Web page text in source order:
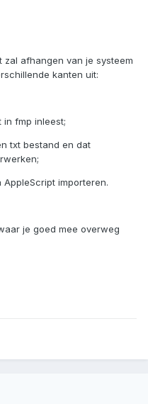
afhangen van je systeem
kanten uit:
in fmp inleest;
txt bestand en dat
importeren.
je goed mee overweg